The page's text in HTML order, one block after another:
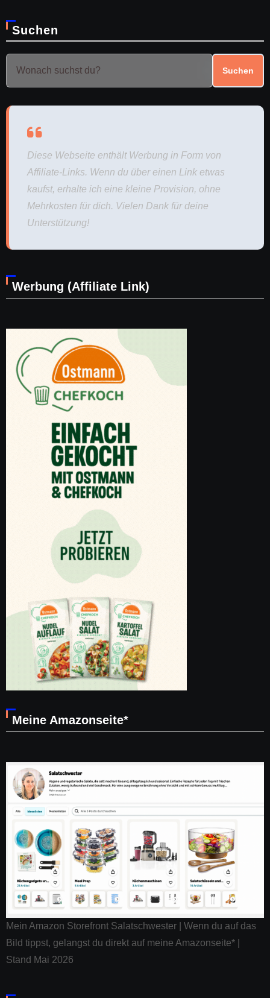
Suchen
Suchen
Diese Webseite enthält Werbung in Form von
Affiliate-Links. Wenn du über einen Link etwas
kaufst, erhalte ich eine kleine Provision, ohne
Mehrkosten für dich. Vielen Dank für deine
Unterstützung!
Werbung (Affiliate Link)
Meine Amazonseite*
Mein Amazon Storefront Salatschwester | Wenn du auf das
Bild tippst, gelangst du direkt auf meine Amazonseite* |
Stand Mai 2026